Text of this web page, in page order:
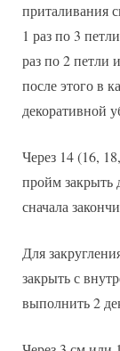
приталивания
1 раз по 3
раз по 2 петли
после этого в
декоративной
Через 14 (16,
пройм
сначала
Для
закрыть с
выполнить 2